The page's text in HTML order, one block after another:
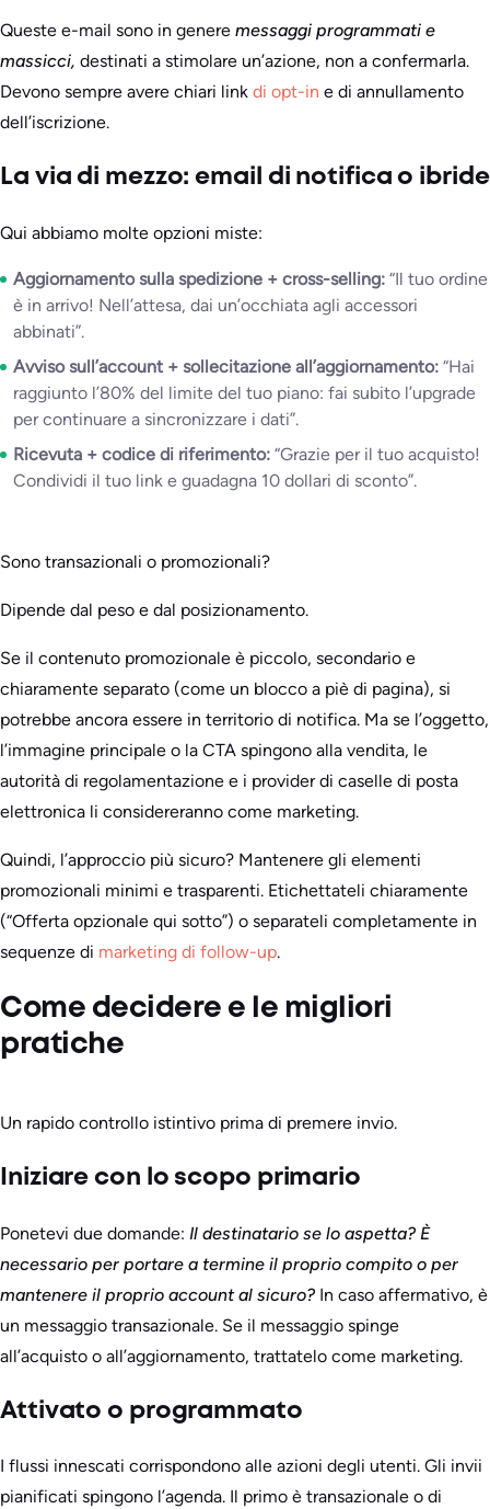
Queste e-mail sono in genere messaggi programmati e
massicci, destinati a stimolare un’azione, non a confermarla.
Devono sempre avere chiari link di opt-in e di annullamento
dell’iscrizione.
La via di mezzo: email di notifica o ibride
Qui abbiamo molte opzioni miste:
Aggiornamento sulla spedizione + cross-selling: “Il tuo ordine
è in arrivo! Nell’attesa, dai un’occhiata agli accessori
abbinati”.
Avviso sull’account + sollecitazione all’aggiornamento: “Hai
raggiunto l’80% del limite del tuo piano: fai subito l’upgrade
per continuare a sincronizzare i dati”.
Ricevuta + codice di riferimento: “Grazie per il tuo acquisto!
Condividi il tuo link e guadagna 10 dollari di sconto”.
Sono transazionali o promozionali?
Dipende dal peso e dal posizionamento.
Se il contenuto promozionale è piccolo, secondario e
chiaramente separato (come un blocco a piè di pagina), si
potrebbe ancora essere in territorio di notifica. Ma se l’oggetto,
l’immagine principale o la CTA spingono alla vendita, le
autorità di regolamentazione e i provider di caselle di posta
elettronica li considereranno come marketing.
Quindi, l’approccio più sicuro? Mantenere gli elementi
promozionali minimi e trasparenti. Etichettateli chiaramente
(“Offerta opzionale qui sotto”) o separateli completamente in
sequenze di marketing di follow-up.
Come decidere e le migliori
pratiche
Un rapido controllo istintivo prima di premere invio.
Iniziare con lo scopo primario
Ponetevi due domande: Il destinatario se lo aspetta? È
necessario per portare a termine il proprio compito o per
mantenere il proprio account al sicuro? In caso affermativo, è
un messaggio transazionale. Se il messaggio spinge
all’acquisto o all’aggiornamento, trattatelo come marketing.
Attivato o programmato
I flussi innescati corrispondono alle azioni degli utenti. Gli invii
pianificati spingono l’agenda. Il primo è transazionale o di